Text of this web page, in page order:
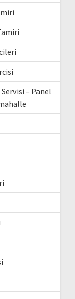
– Panel